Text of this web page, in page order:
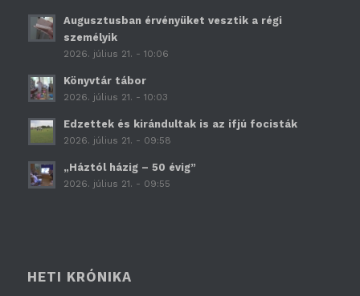
Augusztusban érvényüket vesztik a régi
személyik
2026. július 21. - 10:06
Könyvtár tábor
2026. július 21. - 10:03
Edzettek és kirándultak is az ifjú focisták
2026. július 21. - 09:58
„Háztól házig – 50 évig”
2026. július 21. - 09:55
HETI KRÓNIKA